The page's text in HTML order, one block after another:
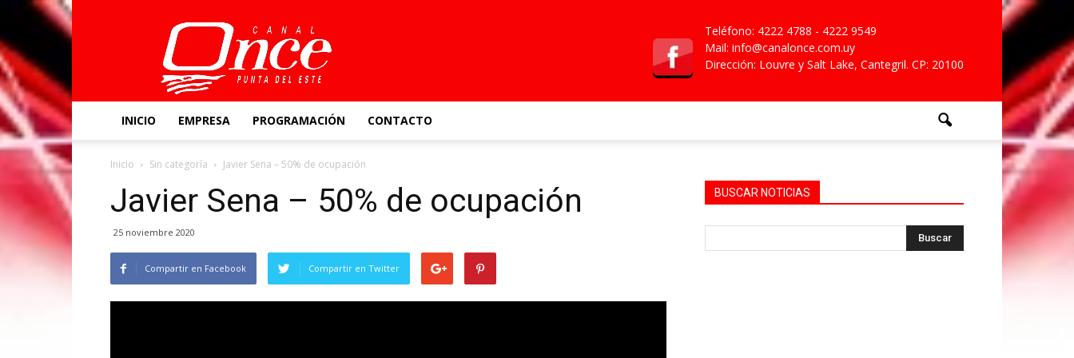
Canal
Once
Teléfono: 4222 4788 - 4222 9549
Mail: info@canalonce.com.uy
Dirección: Louvre y Salt Lake, Cantegril. CP: 20100
INICIO EMPRESA PROGRAMACIÓN CONTACTO
Inicio Sin categoría Javier Sena – 50% de ocupación
Javier Sena – 50% de ocupación
25 noviembre 2020
Compartir en Facebook Compartir en Twitter
BUSCAR NOTICIAS